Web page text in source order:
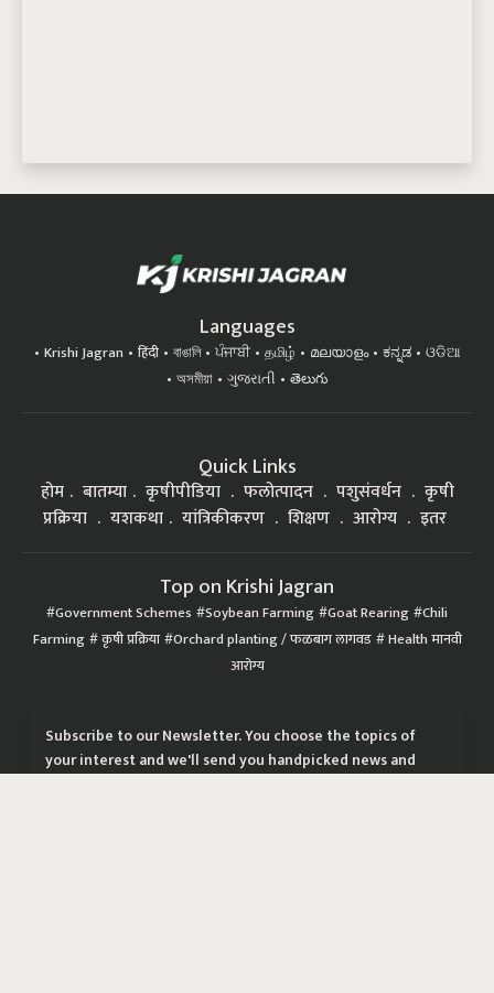
Languages
Krishi Jagran हिंदी বাঙালি ਪੰਜਾਬੀ தமிழ் മലയാളം ಕನ್ನಡ
ଓଡିଆ
অসমীয়া
ગુજરાતી తెలుగు
Quick Links
होम बातम्या कृषीपीडिया फलोत्पादन पशुसंवर्धन
कृषी
प्रक्रिया
यशकथा यांत्रिकीकरण शिक्षण आरोग्य इतर
Top on Krishi Jagran
Government Schemes Soybean Farming Goat Rearing Chili
Farming कृषी प्रक्रिया Orchard planting / फळबाग लागवड Health मानवी
आरोग्य
Subscribe to our Newsletter. You choose the topics of
your interest and we'll send you handpicked news and